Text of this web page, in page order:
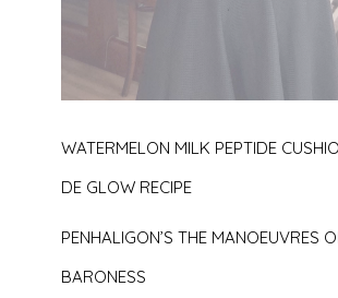
WATERMELON MILK PEPTIDE
DE GLOW RECIPE
PENHALIGON’S THE MANOEUVRES
BARONESS